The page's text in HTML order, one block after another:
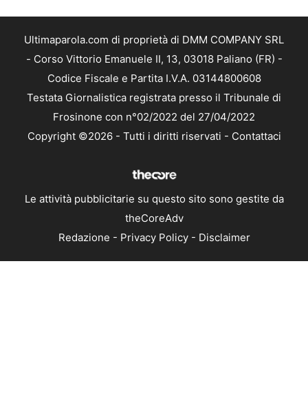
Ultimaparola.com di proprietà di DMM COMPANY SRL
- Corso Vittorio Emanuele II, 13, 03018 Paliano (FR) -
Codice Fiscale e Partita I.V.A. 03144800608
Testata Giornalistica registrata presso il Tribunale di
Frosinone con n°02/2022 del 27/04/2022
Copyright ©2026 - Tutti i diritti riservati - Contattaci
Le attività pubblicitarie su questo sito sono gestite da
theCoreAdv
Redazione - Privacy Policy- Disclaimer